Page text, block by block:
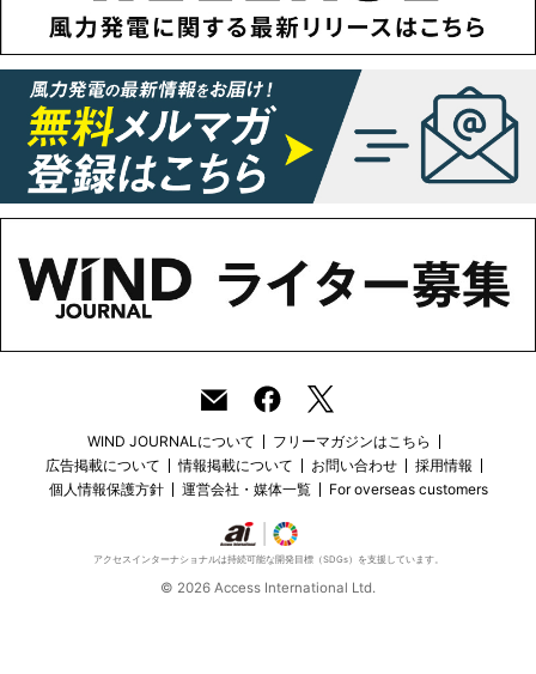
WIND JOURNALについて
フリーマガジンはこちら
広告掲載について
情報掲載について お問い合わせ
採用情報
個人情報保護方針
運営会社・媒体一覧 For overseas customers
アクセスインターナショナルは持続可能な開発目標（SDGs）を支援しています。
© 2026 Access International Ltd.